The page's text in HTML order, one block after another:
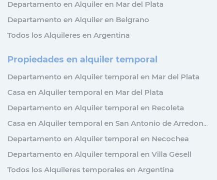
Departamento en Alquiler en Mar del Plata
Departamento en Alquiler en Belgrano
Todos los Alquileres en Argentina
Propiedades en alquiler temporal
Departamento en Alquiler temporal en Mar del Plata
Casa en Alquiler temporal en Mar del Plata
Departamento en Alquiler temporal en Recoleta
Casa en Alquiler temporal en San Antonio de Arredondo
Departamento en Alquiler temporal en Necochea
Departamento en Alquiler temporal en Villa Gesell
Todos los Alquileres temporales en Argentina